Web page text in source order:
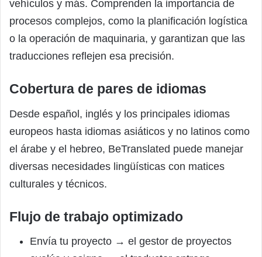
vehículos y más. Comprenden la importancia de
procesos complejos, como la planificación logística
o la operación de maquinaria, y garantizan que las
traducciones reflejen esa precisión.
Cobertura de pares de idiomas
Desde español, inglés y los principales idiomas
europeos hasta idiomas asiáticos y no latinos como
el árabe y el hebreo, BeTranslated puede manejar
diversas necesidades lingüísticas con matices
culturales y técnicos.
Flujo de trabajo optimizado
Envía tu proyecto → el gestor de proyectos